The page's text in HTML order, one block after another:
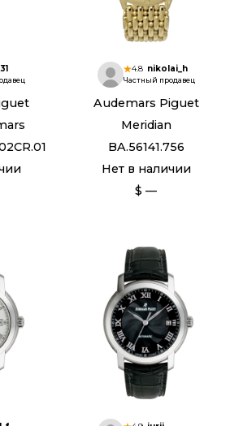
4.8 nikolai_h
Частный продавец
Audemars Piguet
Meridian
BA.56141.756
Нет в наличии
$ —